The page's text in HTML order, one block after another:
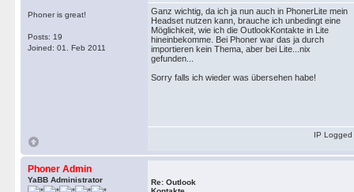
Phoner is great!
Posts: 19
Joined: 01. Feb 2011
Ganz wichtig, da ich ja nun auch in PhonerLite mein
Headset nutzen kann, brauche ich unbedingt eine
Möglichkeit, wie ich die OutlookKontakte in Lite
hineinbekomme. Bei Phoner war das ja durch
importieren kein Thema, aber bei Lite...nix
gefunden...
Sorry falls ich wieder was übersehen habe!
IP Logged
Phoner Admin
YaBB Administrator
Re: Outlook